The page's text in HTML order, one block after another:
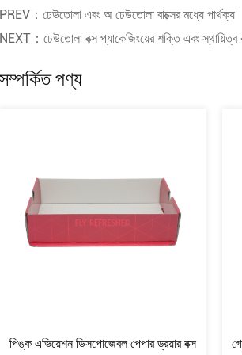
PREV：ঢেউতোলা এবং অ ঢেউতোলা বাক্সের মধ্যে পার্থক্য
NEXT：ঢেউতোলা বক্স প্যাকেজিংয়ের শক্তি এবং স্থায়িত্ব
সম্পর্কিত পণ্য
নিষ্পত্তিযোগ্য কাগজ
ভারমিলিয়ন প্রিন্টিং